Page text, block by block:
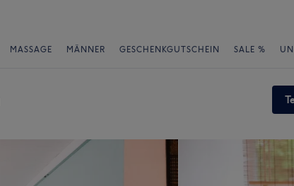
MASSAGE MÄNNER GESCHENKGUTSCHEIN SALE %